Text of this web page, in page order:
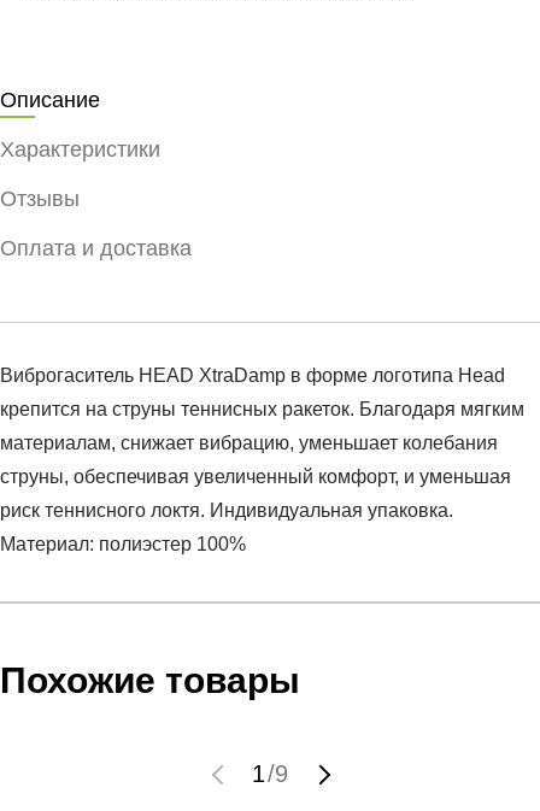
Описание
Характеристики
Отзывы
Оплата и доставка
Виброгаситель HEAD XtraDamp в форме логотипа Head
крепится на струны теннисных ракеток. Благодаря мягким
материалам, снижает вибрацию, уменьшает колебания
струны, обеспечивая увеличенный комфорт, и уменьшая
риск теннисного локтя. Индивидуальная упаковка.
Материал: полиэстер 100%
Артикул:285511-OR
Пол:унисекс
полиэстер 100%
Условия оплаты
высылает Вам менеджер.
мы не увидим Вашу оплату.
Похожие товары
1/9